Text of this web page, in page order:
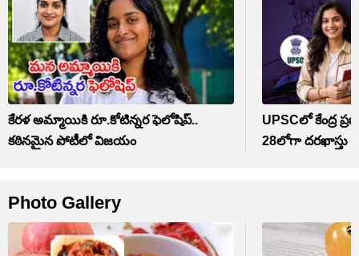
కేరళ అమ్మాయికి రూ.కోటిన్నర ఫెలోషిప్‌..
కఠినమైన పోటీలో విజయం
UPSCలో కేంద్ర
28లోగా దరఖాస్తు
Photo Gallery